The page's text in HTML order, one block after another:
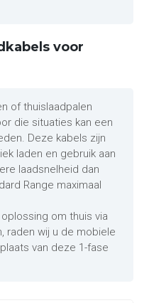
voor
of thuislaadpalen
die situaties kan een
Deze kabels zijn
laden en gebruik aan
laadsnelheid dan
Range maximaal
om thuis via
raden wij u de mobiele
van deze 1-fase